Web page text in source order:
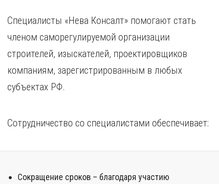
Специалисты «Нева Консалт» помогают стать
членом саморегулируемой организации
строителей, изыскателей, проектировщиков
компаниям, зарегистрированным в любых
субъектах РФ.
Сотрудничество со специалистами обеспечивает:
Сокращение сроков – благодаря участию